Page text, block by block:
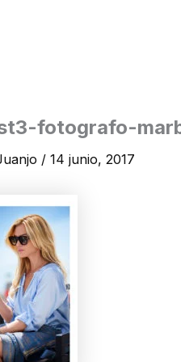
fotografo-
/ 14 junio, 2017